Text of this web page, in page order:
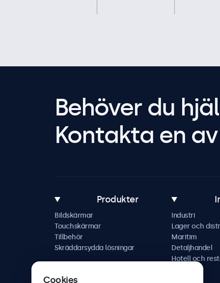
Behöver du
Kontakta en
Produkter
Bildskärmar
Touchskärmar
Tillbehör
Skräddarsydda lösningar
Industri
Lager och
Maritim
Detaljhandel
Hotell och
Cookies